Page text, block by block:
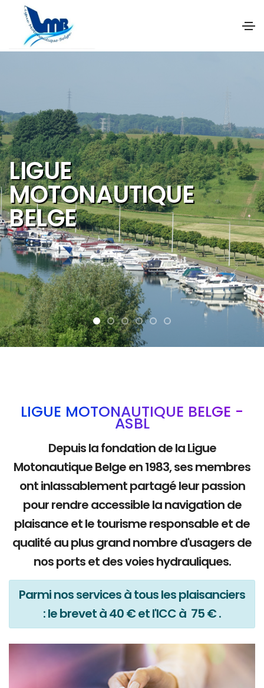
NOS OBJECTIFS SONT
DE PROMOUVOIR ET DE
DEVELOPPER :
Les activités et
sports nautiques
Le tourisme de
qualité
La mobilité douce
LIGUE MOTONAUTIQUE BELGE -
ASBL
Depuis la fondation de la Ligue
Motonautique Belge en 1983, ses membres
ont inlassablement partagé leur passion
pour rendre accessible la navigation de
plaisance et le tourisme responsable et de
qualité au plus grand nombre d'usagers de
nos ports et des voies hydrauliques.
Parmi nos services à tous les plaisanciers
: le brevet à 40 € et l'ICC à 75 € .